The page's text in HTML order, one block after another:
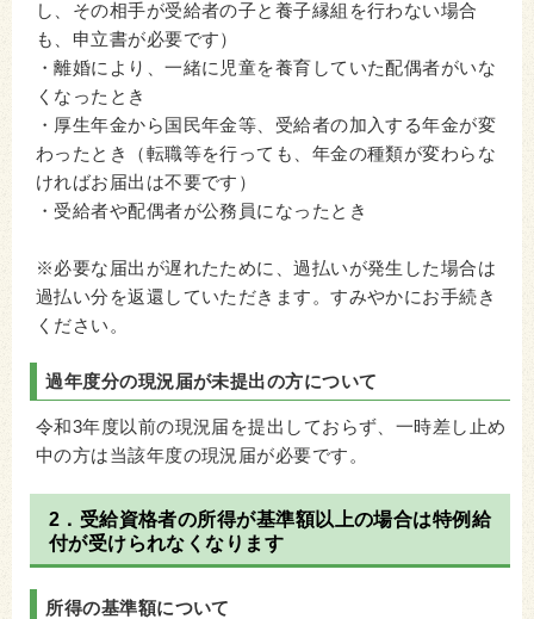
し、その相手が受給者の子と養子縁組を行わない場合
も、申立書が必要です）
・離婚により、一緒に児童を養育していた配偶者がいな
くなったとき
・厚生年金から国民年金等、受給者の加入する年金が変
わったとき（転職等を行っても、年金の種類が変わらな
ければお届出は不要です）
・受給者や配偶者が公務員になったとき
※必要な届出が遅れたために、過払いが発生した場合は
過払い分を返還していただきます。すみやかにお手続き
ください。
過年度分の現況届が未提出の方について
令和3年度以前の現況届を提出しておらず、一時差し止め
中の方は当該年度の現況届が必要です。
2．受給資格者の所得が基準額以上の場合は特例給
付が受けられなくなります
所得の基準額について